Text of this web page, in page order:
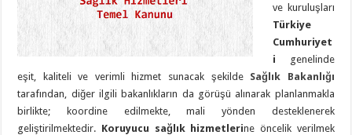
ve kuruluşları
Türkiye
Cumhuriyet
i genelinde
eşit, kaliteli ve verimli hizmet sunacak şekilde Sağlık Bakanlığı
tarafından, diğer ilgili bakanlıkların da görüşü alınarak planlanmakla
birlikte; koordine edilmekte, mali yönden desteklenerek
geliştirilmektedir. Koruyucu sağlık hizmetlerine öncelik verilmek